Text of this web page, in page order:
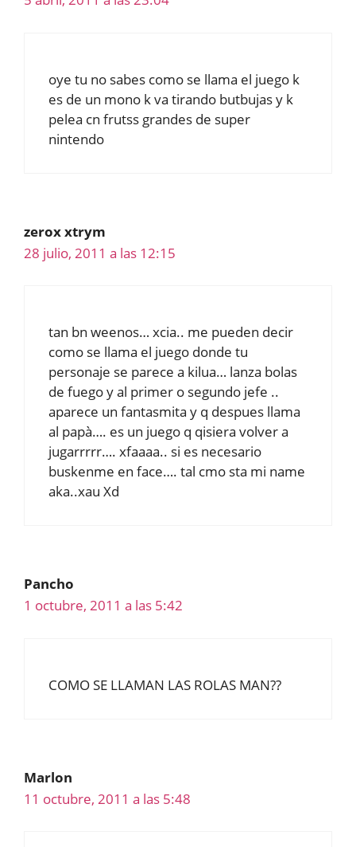
oye tu no sabes como se llama el juego k
es de un mono k va tirando butbujas y k
pelea cn frutss grandes de super
nintendo
zerox xtrym
28 julio, 2011 a las 12:15
tan bn weenos… xcia.. me pueden decir
como se llama el juego donde tu
personaje se parece a kilua… lanza bolas
de fuego y al primer o segundo jefe ..
aparece un fantasmita y q despues llama
al papà…. es un juego q qisiera volver a
jugarrrrr…. xfaaaa.. si es necesario
buskenme en face…. tal cmo sta mi name
aka..xau Xd
Pancho
1 octubre, 2011 a las 5:42
COMO SE LLAMAN LAS ROLAS MAN??
Marlon
11 octubre, 2011 a las 5:48